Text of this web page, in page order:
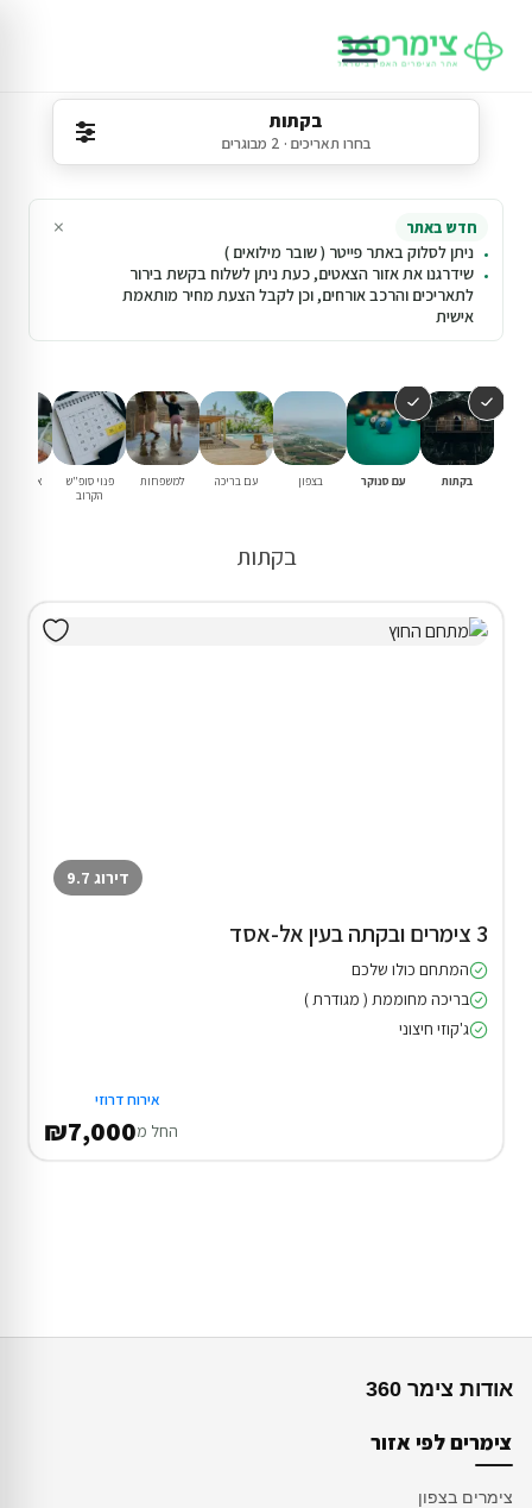
בקתות
בחרו תאריכים · 2 מבוגרים
חדש באתר
ניתן לסלוק באתר פייטר ( שובר מילואים )
שידרגנו את אזור הצאטים, כעת ניתן לשלוח בקשת בירור
לתאריכים והרכב אורחים, וכן לקבל הצעת מחיר מותאמת
אישית
×
בקתות עם סנוקר בצפון עם בריכה למשפחות
פנוי סופ"ש
הקרוב
אירוח
בקתות
דירוג 9.7
3 צימרים ובקתה בעין אל-אסד
המתחם כולו שלכם
בריכה מחוממת ( מגודרת )
ג'קוזי חיצוני
אירוח דרוזי
החל מ₪7,000
אודות צימר 360
צימרים לפי אזור
צימרים בצפון